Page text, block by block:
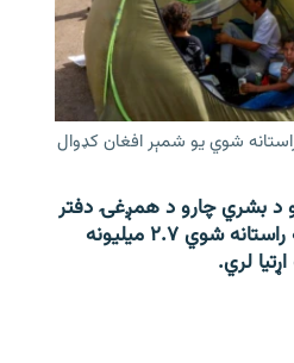
شوي یو شمېر افغان کډوال
د بشري چارو د همږغۍ دفتر
( اوچا) وايي سږکال هېواد ته راستانه شوي ۲.۷ میلیونه
لري.